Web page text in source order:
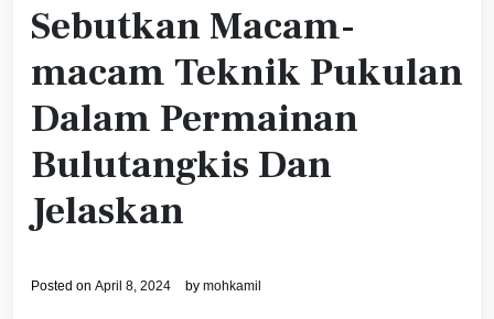
Sebutkan Macam-
macam Teknik Pukulan
Dalam Permainan
Bulutangkis Dan
Jelaskan
Posted on April 8, 2024 by mohkamil